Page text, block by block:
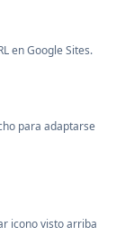
en Google Sites.
para adaptarse
iconovisto arriba